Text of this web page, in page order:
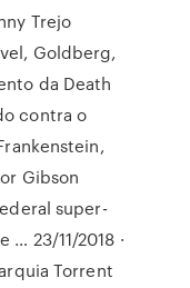
Trejo
Goldberg,
da Death
contra o
Gibson
super-
23/11/2018 ·
Torrent